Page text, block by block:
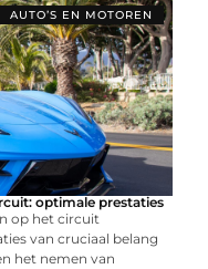
AUTO’S EN MOTOREN
optimale prestaties
op het circuit
van cruciaal belang
het nemen van